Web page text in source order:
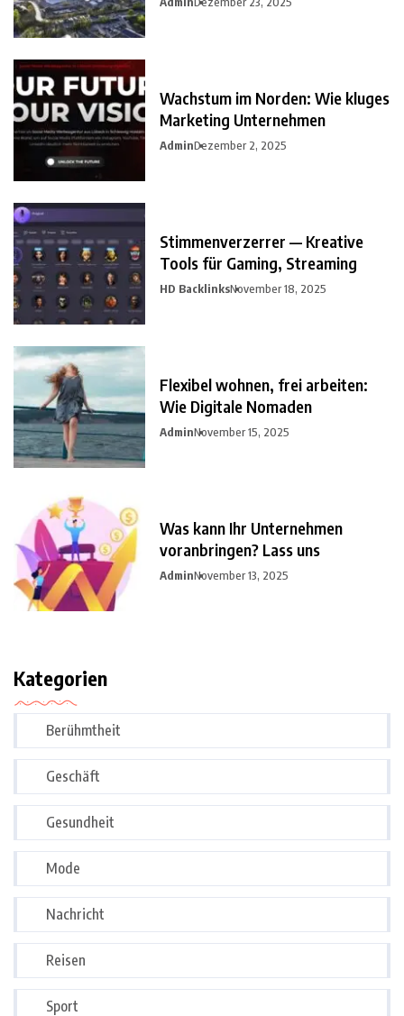
Wachstum im Norden: Wie kluges
Marketing Unternehmen
AdminDezember 2, 2025
Stimmenverzerrer — Kreative
Tools für Gaming, Streaming
HD BacklinksNovember 18, 2025
Flexibel wohnen, frei arbeiten:
Wie Digitale Nomaden
AdminNovember 15, 2025
Was kann Ihr Unternehmen
voranbringen? Lass uns
AdminNovember 13, 2025
Kategorien
Berühmtheit
Geschäft
Gesundheit
Mode
Nachricht
Reisen
Sport